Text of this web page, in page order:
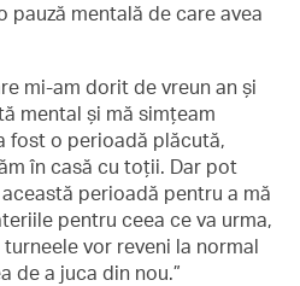
pauză mentală de care avea
mi-am dorit de vreun an și
mental și mă simțeam
fost o perioadă plăcută,
în casă cu toții. Dar pot
perioadă pentru a mă
pentru ceea ce va urma,
vor reveni la normal
de a juca din nou.”